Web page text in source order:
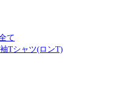
て
Tシャツ(ロンT)